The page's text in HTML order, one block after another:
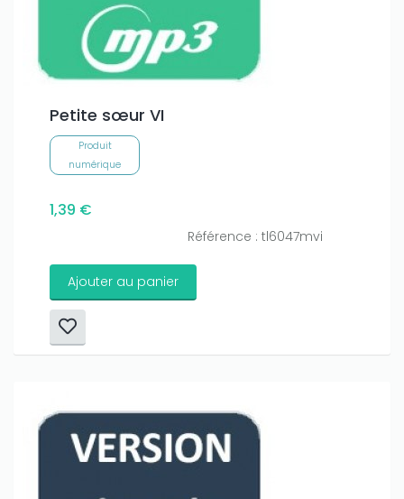
Petite sœur VI
Produit
numérique
1,39 €
Référence : tl6047mvi
Ajouter au panier